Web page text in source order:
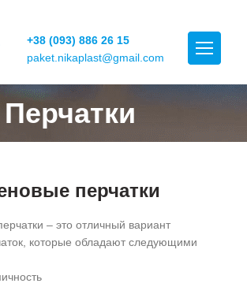
+38 (093) 886 26 15
paket.nikaplast@gmail.com
Перчатки
перчатки
– это отличный вариант
которые обладают следующими